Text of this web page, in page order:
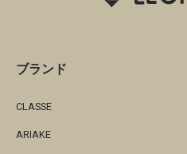
ブランド
CLASSE
ARIAKE